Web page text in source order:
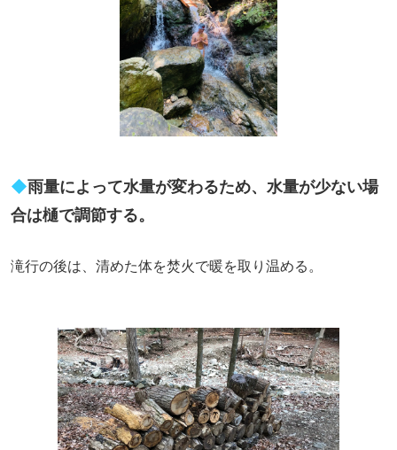
◆雨量によって水量が変わるため、水量が少ない場
合は樋で調節する。
滝行の後は、清めた体を焚火で暖を取り温める。